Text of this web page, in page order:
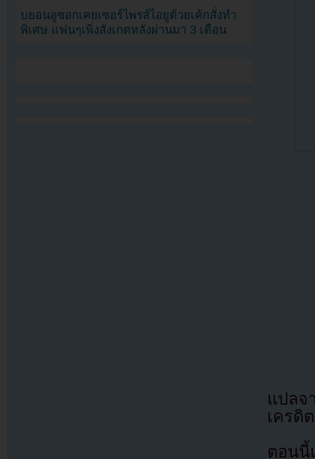
แปล
เครดิ
ตอนนี้
บยอนอูซอกเคยเซอร์ไพรส์ไอยูด้วยเค้กสั่งทำ
พิเศษ แฟนๆเพิ่งสังเกตหลังผ่านมา 3 เดือน